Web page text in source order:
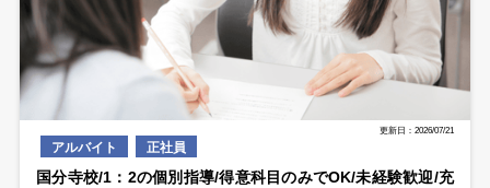
更新日：2026/07/21
アルバイト 正社員
国分寺校/1：2の個別指導/得意科目のみでOK/未経験歓迎/充